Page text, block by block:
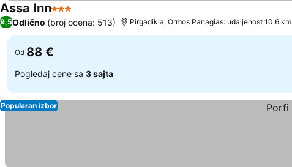
Assa Inn3 ZvezdicePogledaj cene
9,5Odlično (broj ocena: 513) Pirgadikia, Ormos Panagias: udaljenost 10.6 km
Od 88 €
Pogledaj cene sa 3 sajta
Popularan izbor